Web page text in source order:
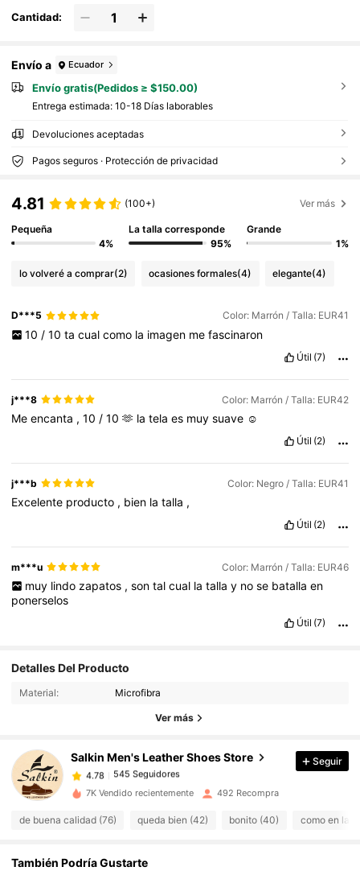
Cantidad:
Envío a Ecuador
Envío gratis(Pedidos ≥ $150.00)
Entrega estimada: 10-18 Días laborables
Devoluciones aceptadas
Pagos seguros · Protección de privacidad
4.81 (100+) Ver más
Pequeña
4%
La talla corresponde
95%
Grande
1%
lo volveré a comprar(2) ocasiones formales(4) elegante(4)
D***5 Color: Marrón / Talla: EUR41
10 / 10 ta cual como la imagen me fascinaron
Útil (7)
j***8 Color: Marrón / Talla: EUR42
Meencanta ,10 /10🫶 latelaes muysuave ☺️
Útil (2)
j***b Color: Negro / Talla: EUR41
Excelente producto , bien latalla ,
Útil (2)
m***u Color: Marrón / Talla: EUR46
muy lindo zapatos , son tal cual la talla y no se batalla en
ponerselos
Útil (7)
Detalles Del Producto
Material: Microfibra
Ver más
Salkin Men's Leather Shoes Store
4.78 545 Seguidores
545 Seguidores
545 Seguidores
c***5 seguidoHace 1 día
4.78
545 Seguidores
4.78 545 Seguidores
4.78 545 Seguidores
Seguir
7K Vendido recientemente 492 Recompra
de buena calidad (76) queda bien (42) bonito (40) como en las
También Podría Gustarte